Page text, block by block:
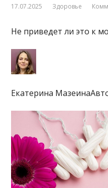
17.07.2025 Здоровье
Не приведет ли это к
Екатерина